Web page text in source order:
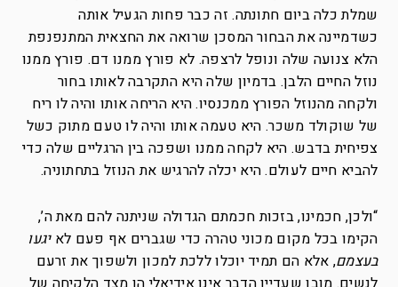
שמלת כלה ביום חתונתה. זה כבר פחות הגעיל אותה
כשדמיינה את הבחור המסכן שרואה את החצאית המתנפנפת
הלא צנועה שלה ונופל לרצפה. לא פורץ ממנו דם. פורץ ממנו
נוזל החיים הלבן. בדמיון שלה היא התקרבה לאותו בחור
ולקחה מהנוזל הפורץ ממכנסיו. היא הריחה אותו והיה לו ריח
של שוקולד משכר. היא טעמה אותו והיה לו טעם מתוק כשל
צפיחית בדבש. היא לקחה ממנו ושפכה בין הרגליים שלה כדי
להביא חיים לעולם. היא יכלה להרגיש את הנוזל בתחתוניה.
“ולכן, חכמינו, בזכות חכמתם הגדולה שניתנה להם מאת ה’,
הקימו בכל מקום מכוני טהרה כדי שגברים אף פעם לאיגעו
בעצמם, אלא הם תמיד יוכלו ללכת למכון ולשפוך את זרעם